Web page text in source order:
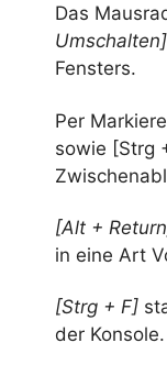
Das
Umschalten]
Fensters.
Per
sowie [Strg
[Alt +
in eine Art
[Strg + F]
der Konsole.